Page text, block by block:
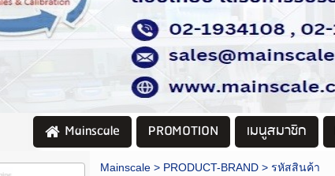
Mainscale PROMOTION เมนูสมาชิก
Mainscale> PRODUCT-BRAND> รหัสสินค้า